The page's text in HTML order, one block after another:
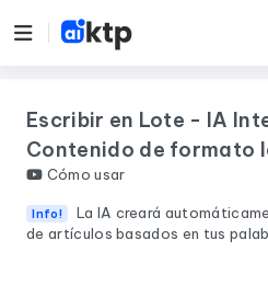
Escribir en Lote - IA
Contenido de formato
Cómo usar
Info!
La IA creará
de artículos basados en tus